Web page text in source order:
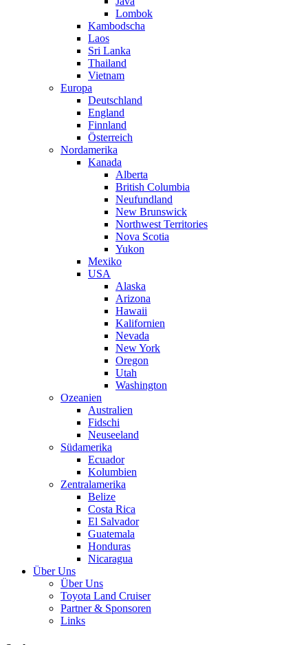
Lombok
Kambodscha
Laos
Sri Lanka
Thailand
Vietnam
Europa
Deutschland
England
Finnland
Österreich
Nordamerika
Kanada
Alberta
British Columbia
Neufundland
New Brunswick
Northwest Territories
Nova Scotia
Yukon
Mexiko
USA
Alaska
Arizona
Hawaii
Kalifornien
Nevada
New York
Oregon
Utah
Washington
Ozeanien
Australien
Fidschi
Neuseeland
Südamerika
Ecuador
Kolumbien
Zentralamerika
Belize
Costa Rica
El Salvador
Guatemala
Honduras
Nicaragua
Über Uns
Über Uns
Toyota Land Cruiser
Partner & Sponsoren
Links